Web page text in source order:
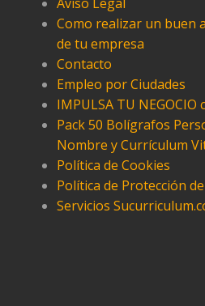
Como realizar un buen
de tu empresa
Contacto
Empleo por Ciudades
IMPULSA TU
Pack 50 Bolígrafos
Nombre y Currículum
Política de Cookies
Política de Protección
Servicios